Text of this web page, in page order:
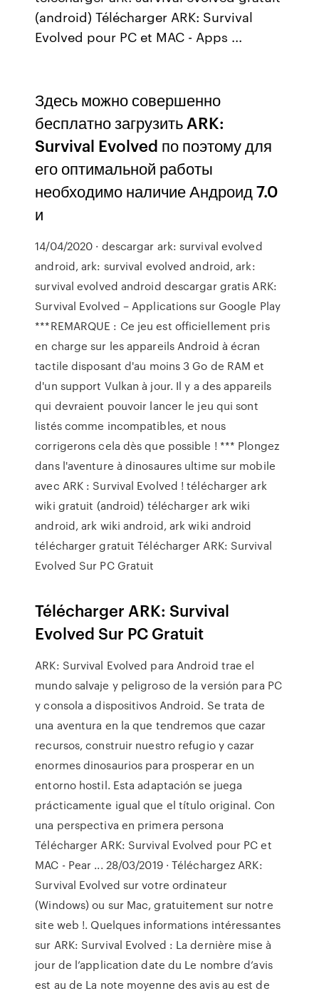
(android) Télécharger ARK: Survival
Evolved pour PC et MAC - Apps ...
Здесь можно совершенно
бесплатно загрузить ARK:
Survival Evolved по поэтому для
его оптимальной работы
необходимо наличие Андроид 7.0
и
14/04/2020 · descargar ark: survival evolved
android, ark: survival evolved android, ark:
survival evolved android descargar gratis ARK:
Survival Evolved – Applications sur Google Play
***REMARQUE : Ce jeu est officiellement pris
en charge sur les appareils Android à écran
tactile disposant d'au moins 3 Go de RAM et
d'un support Vulkan à jour. Il y a des appareils
qui devraient pouvoir lancer le jeu qui sont
listés comme incompatibles, et nous
corrigerons cela dès que possible ! *** Plongez
dans l'aventure à dinosaures ultime sur mobile
avec ARK : Survival Evolved ! télécharger ark
wiki gratuit (android) télécharger ark wiki
android, ark wiki android, ark wiki android
télécharger gratuit Télécharger ARK: Survival
Evolved Sur PC Gratuit
Télécharger ARK: Survival
Evolved Sur PC Gratuit
ARK: Survival Evolved para Android trae el
mundo salvaje y peligroso de la versión para PC
y consola a dispositivos Android. Se trata de
una aventura en la que tendremos que cazar
recursos, construir nuestro refugio y cazar
enormes dinosaurios para prosperar en un
entorno hostil. Esta adaptación se juega
prácticamente igual que el título original. Con
una perspectiva en primera persona
Télécharger ARK: Survival Evolved pour PC et
MAC - Pear ... 28/03/2019 · Téléchargez ARK:
Survival Evolved sur votre ordinateur
(Windows) ou sur Mac, gratuitement sur notre
site web !. Quelques informations intéressantes
sur ARK: Survival Evolved : La dernière mise à
jour de l’application date du Le nombre d’avis
est au de La note moyenne des avis au est de